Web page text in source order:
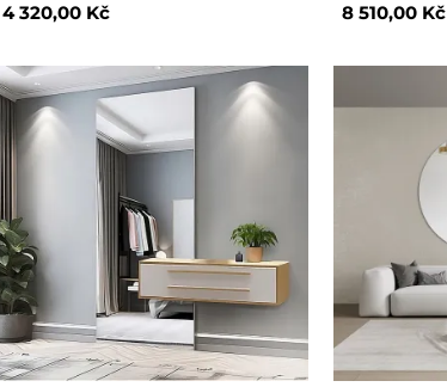
4 320,00 Kč
8 510,00 Kč